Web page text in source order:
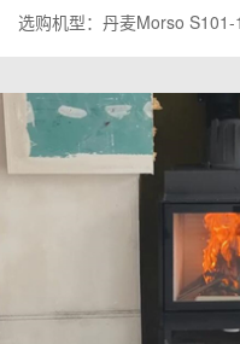
选购机型：丹麦Morso